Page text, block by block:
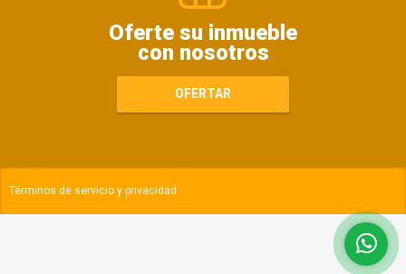
Oferte su inmueble
con nosotros
OFERTAR
Términos de servicio y privacidad